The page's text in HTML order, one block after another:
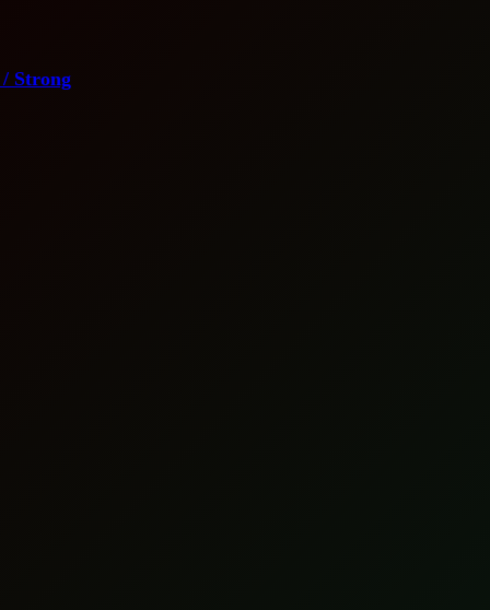
Strong